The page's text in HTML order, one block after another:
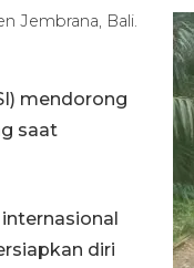
Jembrana, Bali.
mendorong
saat
diri